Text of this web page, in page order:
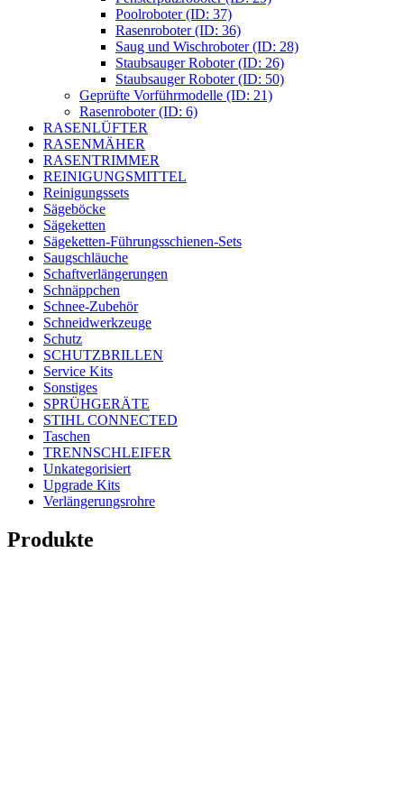
Poolroboter (ID: 37)
Rasenroboter (ID: 36)
Saug und Wischroboter (ID: 28)
Staubsauger Roboter (ID: 26)
Staubsauger Roboter (ID: 50)
Geprüfte Vorführmodelle (ID: 21)
Rasenroboter (ID: 6)
RASENLÜFTER
RASENMÄHER
RASENTRIMMER
REINIGUNGSMITTEL
Reinigungssets
Sägeböcke
Sägeketten
Sägeketten-Führungsschienen-Sets
Saugschläuche
Schaftverlängerungen
Schnäppchen
Schnee-Zubehör
Schneidwerkzeuge
Schutz
SCHUTZBRILLEN
Service Kits
Sonstiges
SPRÜHGERÄTE
STIHL CONNECTED
Taschen
TRENNSCHLEIFER
Unkategorisiert
Upgrade Kits
Verlängerungsrohre
Produkte